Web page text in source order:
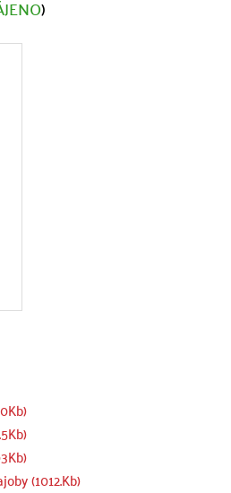
)
(1012.Kb)